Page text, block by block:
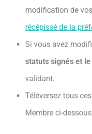
modification de
récépissé de la
Si vous avez
statuts signés et
validant.
Téléversez tous
Membre ci-